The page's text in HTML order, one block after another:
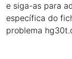
e siga-as para
específica do
problema